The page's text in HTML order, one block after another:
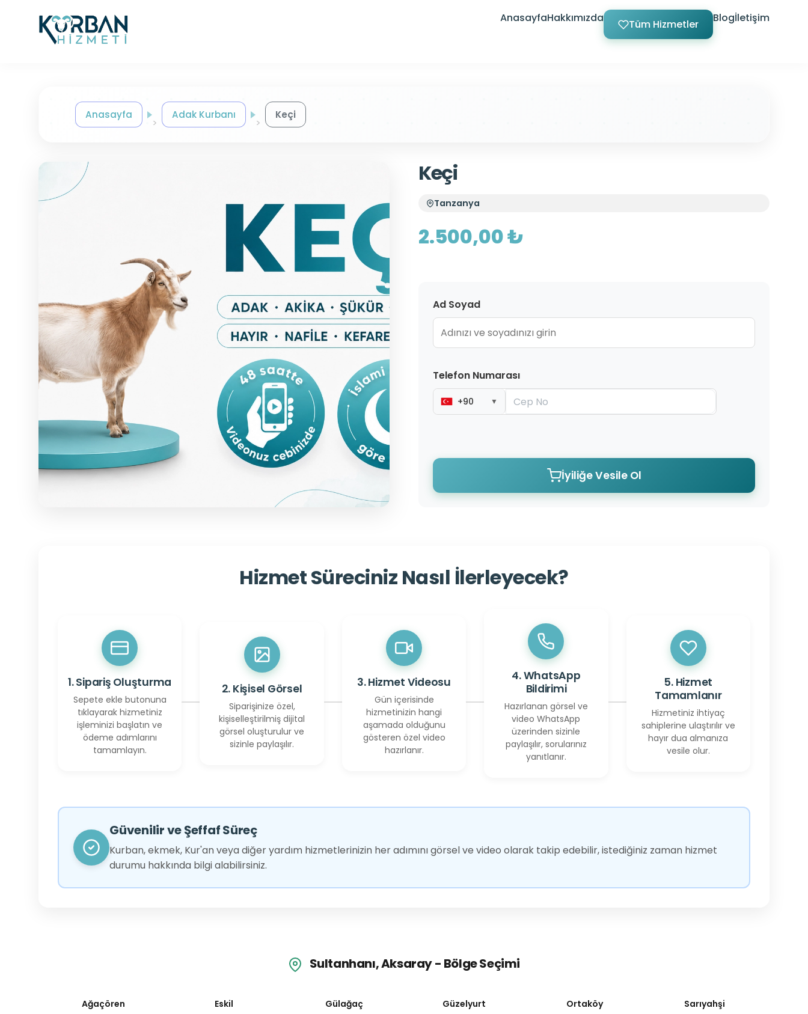
AnasayfaHakkımızda Tüm Hizmetler Blogİletişim
Anasayfa Adak Kurbanı Keçi
Keçi
Tanzanya
2.500,00 ₺
Ad Soyad
Telefon Numarası
+90 ▼
İyiliğe Vesile Ol
Hizmet Süreciniz Nasıl İlerleyecek?
1. Sipariş Oluşturma
Sepete ekle butonuna
tıklayarak hizmetiniz
işleminizi başlatın ve
ödeme adımlarını
tamamlayın.
2. Kişisel Görsel
Siparişinize özel,
kişiselleştirilmiş dijital
görsel oluşturulur ve
sizinle paylaşılır.
3. Hizmet Videosu
Gün içerisinde
hizmetinizin hangi
aşamada olduğunu
gösteren özel video
hazırlanır.
4. WhatsApp
Bildirimi
Hazırlanan görsel ve
video WhatsApp
üzerinden sizinle
paylaşılır, sorularınız
yanıtlanır.
5. Hizmet
Tamamlanır
Hizmetiniz ihtiyaç
sahiplerine ulaştırılır ve
hayır dua almanıza
vesile olur.
Güvenilir ve Şeffaf Süreç
Kurban, ekmek, Kur'an veya diğer yardım hizmetlerinizin her adımını görsel ve video olarak takip edebilir, istediğiniz zaman hizmet
durumu hakkında bilgi alabilirsiniz.
Sultanhanı, Aksaray - Bölge Seçimi
Ağaçören Eskil Gülağaç Güzelyurt Ortaköy Sarıyahşi